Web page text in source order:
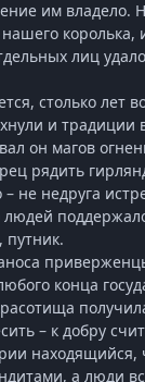
им
лиц
столько лет
и традиции
он магов
рядить
– не недруга
людей
путник.
конца
– к добру
находящийся,
а люди